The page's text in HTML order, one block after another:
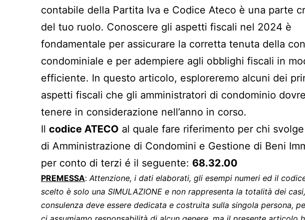
contabile della Partita Iva e Codice Ateco è una parte
del tuo ruolo. Conoscere gli aspetti fiscali nel 2024 è
fondamentale per assicurare la corretta tenuta della
condominiale e per adempiere agli obblighi fiscali in
efficiente. In questo articolo, esploreremo alcuni dei
aspetti fiscali che gli amministratori di condominio
tenere in considerazione nell’anno in corso.
Il codice ATECO al quale fare riferimento per chi svolge
di Amministrazione di Condomini e Gestione di Beni
per conto di terzi é il seguente: 68.32.00
PREMESSA:Attenzione, i dati elaborati, gli esempi numeri ed il
scelto è solo una SIMULAZIONE e non rappresenta la totalità dei
consulenza deve essere dedicata e costruita sulla singola persona,